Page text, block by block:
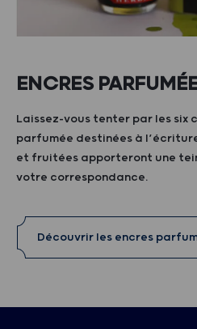
ENCRES
Laissez-vous tenter par les six
parfumée destinées à
et fruitées apporteront une
votre correspondance.
Découvrir les encres